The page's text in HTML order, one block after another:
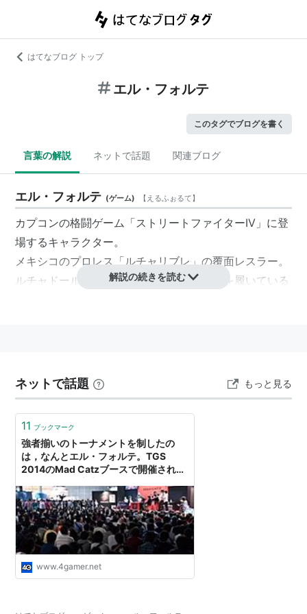
はてなブログ トップ
エル・フォルテ
このタグでブログを書く
言葉の解説 ネットで話題 関連ブログ
エル・フォルテ (ゲーム) 【 えるふぉるて】
カプコンの格闘ゲーム「ストリートファイターIV 」に登
場するキャラクター。
メキシコのプロレス「ルチャリブレ」の覆面レスラー。
ルチャドールとコックという二足のわらじを履いている
解説の続きを読む
ネットで話題 もっと見る
11 ブックマーク
強者揃いのトーナメントを制したの
は，なんとエル・フォルテ。TGS
2014のMad Catzブースで開催された
www.4gamer.net